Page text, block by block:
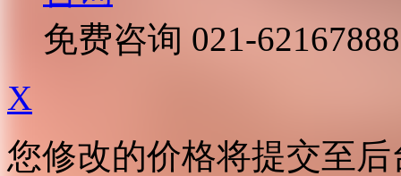
免费咨询 021-62167888
X
您修改的价格将提交至